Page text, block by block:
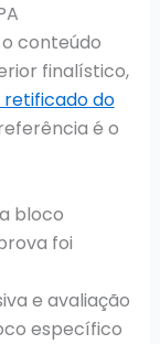
conteúdo
finalístico,
do
é o
bloco
foi
e avaliação
específico